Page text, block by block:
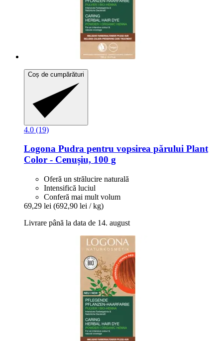
Coș de cumpărături
4.0 (19)
Logona Pudra pentru vopsirea părului Plant
Color -​ Cenușiu, 100 g
Oferă un strălucire naturală
Intensifică luciul
Conferă mai mult volum
69,29 lei (692,90 lei / kg)
Livrare până la data de 14. august